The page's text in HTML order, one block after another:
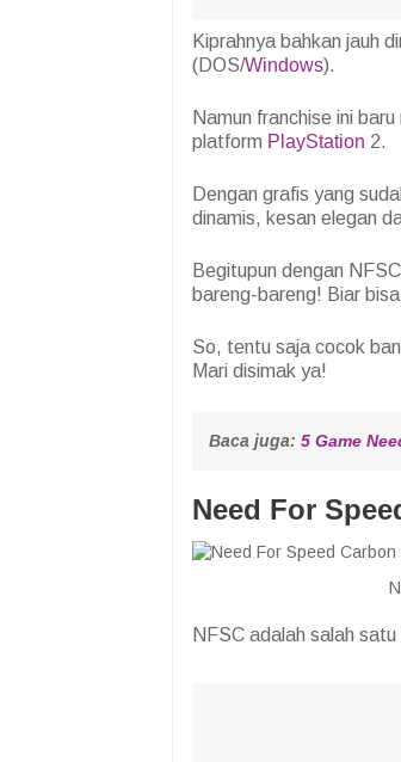
Kiprahnya bahkan jauh
(DOS/Windows).
Namun franchise ini
platform PlayStation 2.
Dengan grafis yang
dinamis, kesan elegan
Begitupun dengan
bareng-bareng! Biar
So, tentu saja cocok
Mari disimak ya!
Baca juga: 5 Game
Need For
NFSC adalah salah